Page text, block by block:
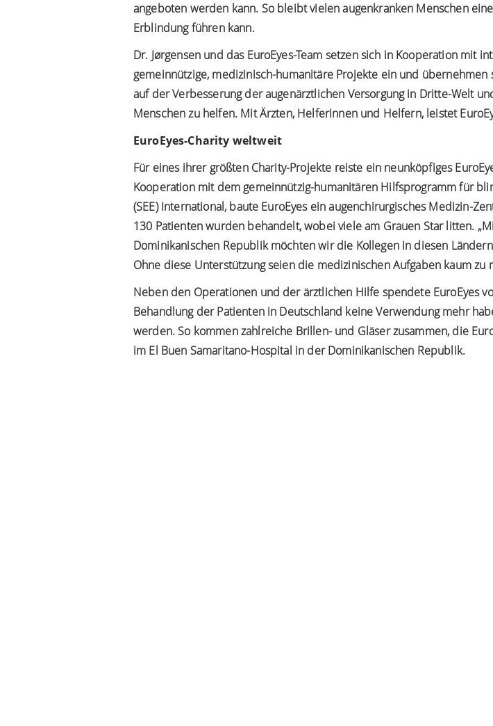
angeboten werden kann. So bleibt vielen augenkranken Menschen
Erblindung führen kann.
Dr. Jørgensen und das EuroEyes-Team setzen sich in Kooperation mit
gemeinnützige, medizinisch-humanitäre Projekte ein und
auf der Verbesserung der augenärztlichen Versorgung in Dritte-Welt
Menschen zu helfen. Mit Ärzten, Helferinnen und Helfern, leistet
EuroEyes-Charity weltweit
Für eines ihrer größten Charity-Projekte reiste ein neunköpfiges
Kooperation mit dem gemeinnützig-humanitären Hilfsprogramm für
(SEE) International, baute EuroEyes ein augenchirurgisches Medizin-
130 Patienten wurden behandelt, wobei viele am Grauen Star litten.
Dominikanischen Republik möchten wir die Kollegen in diesen
Ohne diese Unterstützung seien die medizinischen Aufgaben kaum zu
Neben den Operationen und der ärztlichen Hilfe spendete EuroEyes
Behandlung der Patienten in Deutschland keine Verwendung mehr
werden. So kommen zahlreiche Brillen- und Gläser zusammen, die
im El Buen Samaritano-Hospital in der Dominikanischen Republik.